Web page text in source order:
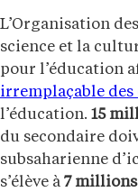
L’Organisation
science et la
pour l’éducation
irremplaçable des
l’éducation. 15
du secondaire
subsaharienne
s’élève à 7 millions